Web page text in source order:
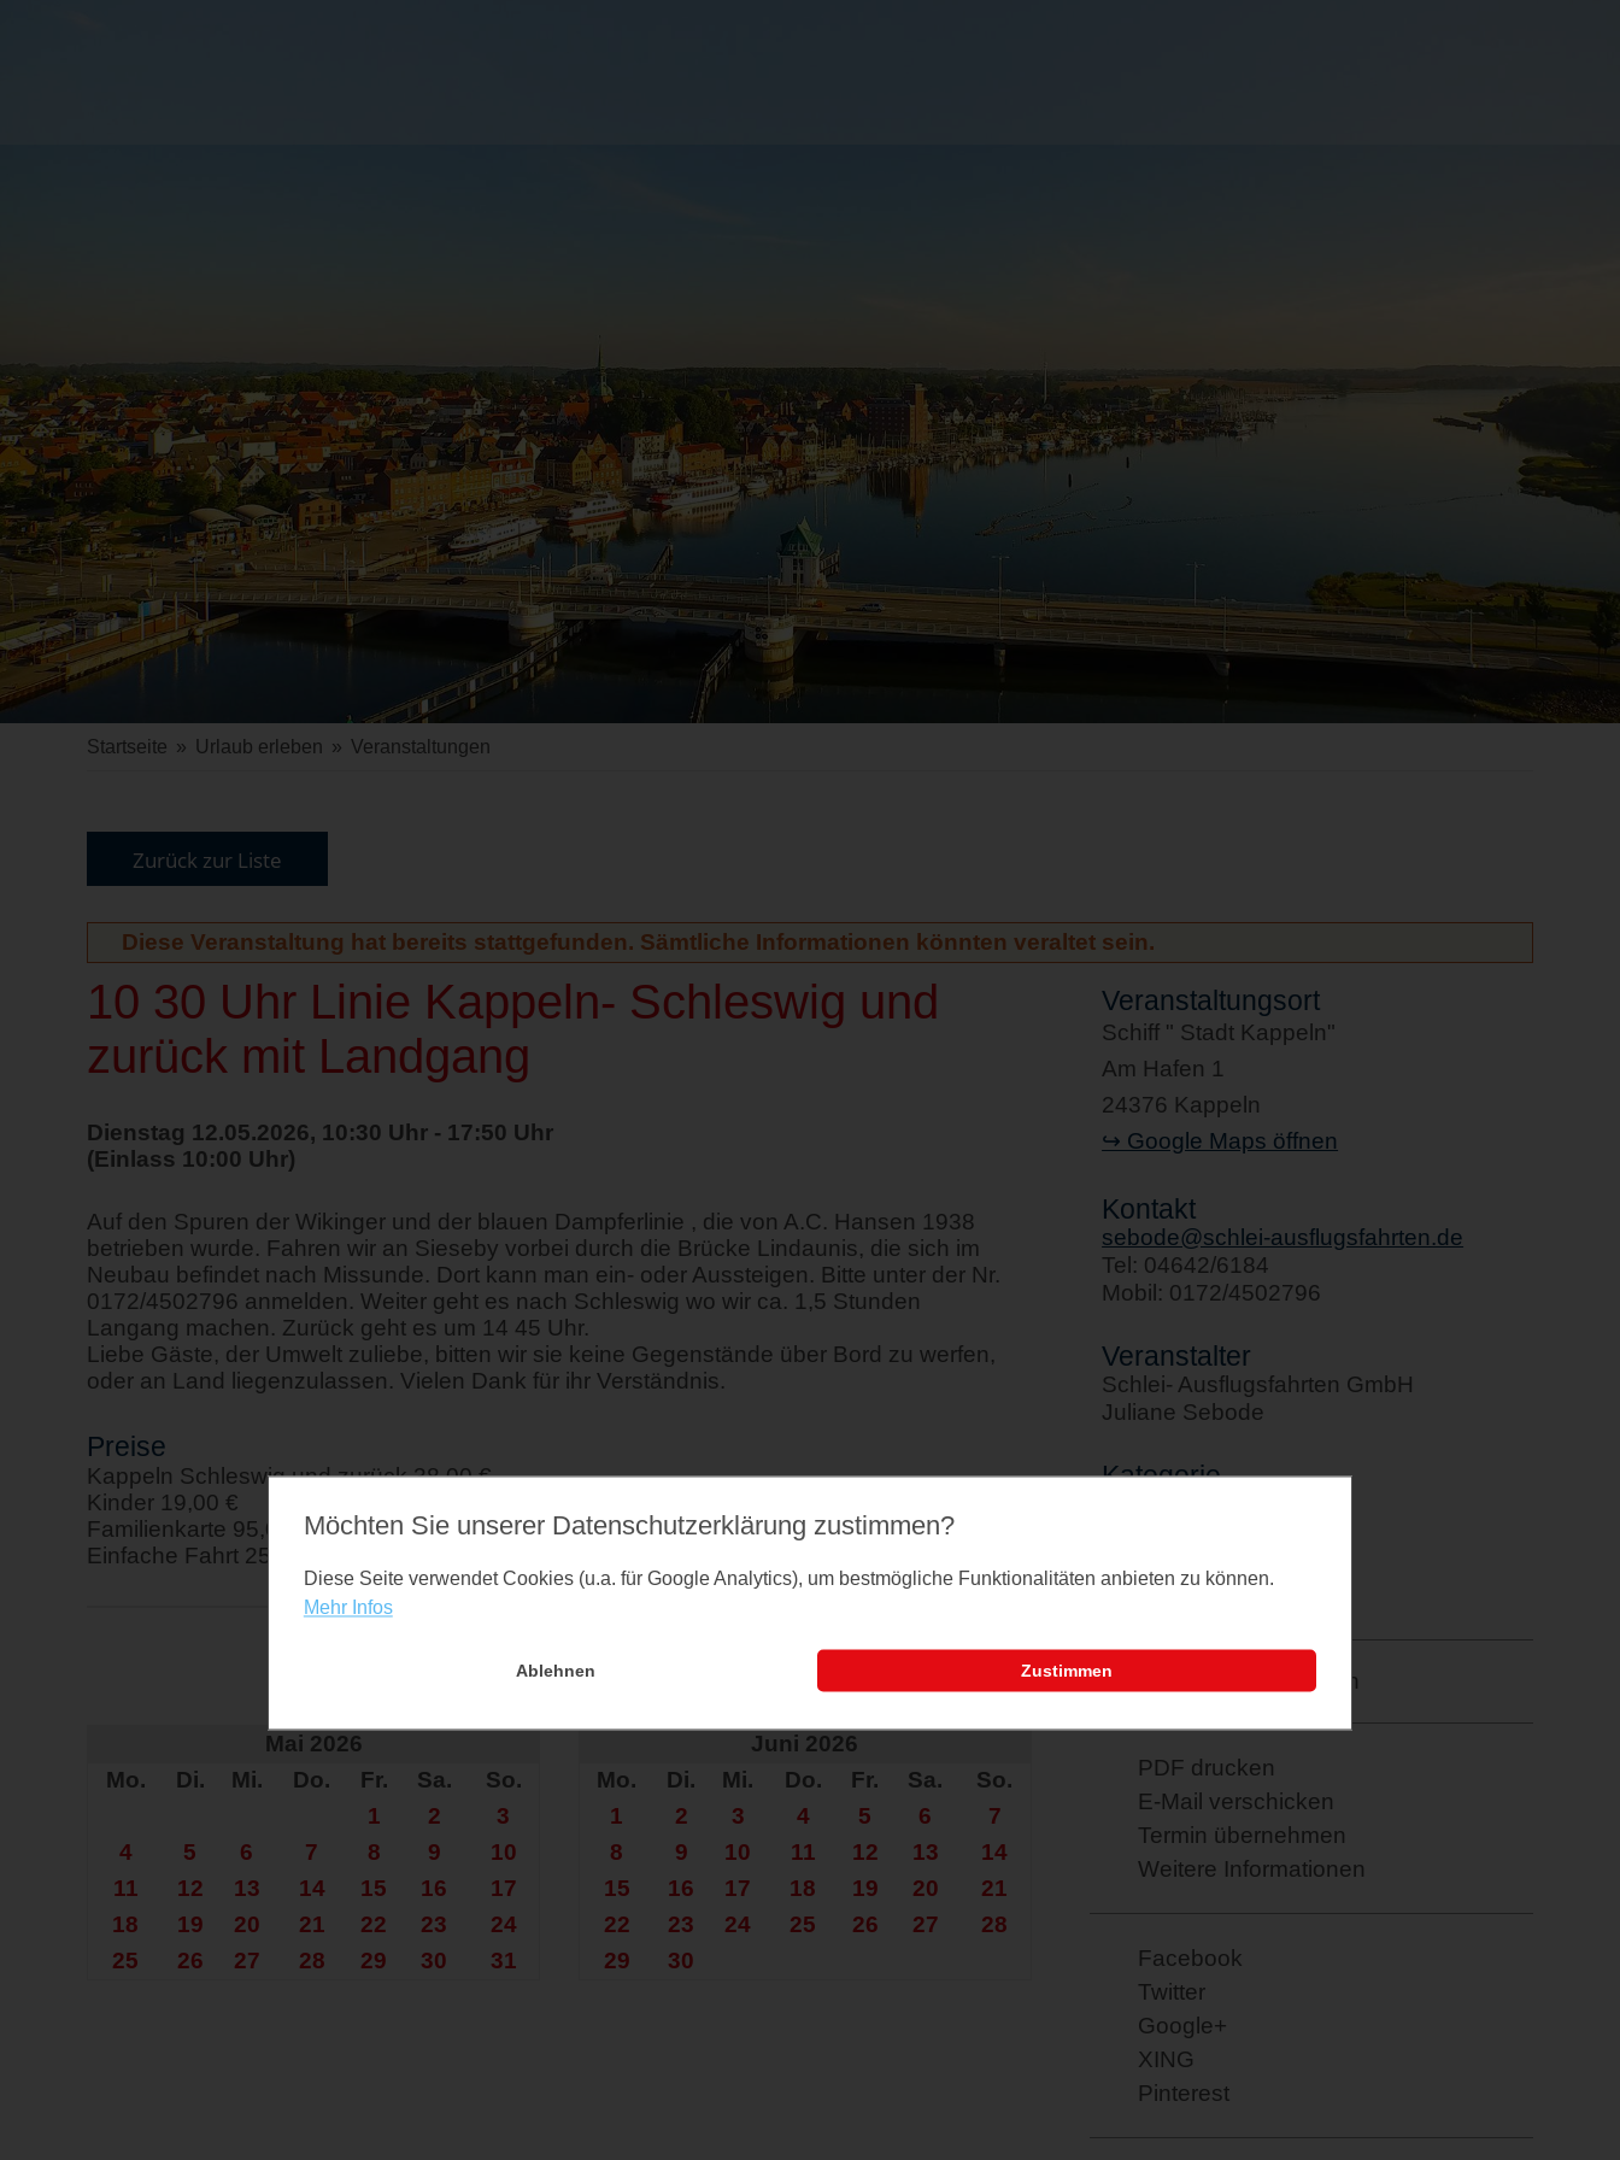
Startseite » Urlaub erleben » Veranstaltungen
Zurück zur Liste
Diese Veranstaltung hat bereits stattgefunden. Sämtliche Informationen könnten veraltet sein.
10 30 Uhr Linie Kappeln- Schleswig und
zurück mit Landgang
Dienstag 12.05.2026, 10:30 Uhr - 17:50 Uhr
(Einlass 10:00 Uhr)
Auf den Spuren der Wikinger und der blauen Dampferlinie , die von A.C. Hansen 1938
betrieben wurde. Fahren wir an Sieseby vorbei durch die Brücke Lindaunis, die sich im
Neubau befindet nach Missunde. Dort kann man ein- oder Aussteigen. Bitte unter der Nr.
0172/4502796 anmelden. Weiter geht es nach Schleswig wo wir ca. 1,5 Stunden
Langang machen. Zurück geht es um 14 45 Uhr.
Liebe Gäste, der Umwelt zuliebe, bitten wir sie keine Gegenstände über Bord zu werfen,
oder an Land liegenzulassen. Vielen Dank für ihr Verständnis.
Preise
Kappeln Schleswig und zurück 38,00 €
Kinder 19,00 €
Familienkarte 95,00 € Single Familienkarte 57,00 €
Einfache Fahrt 25,00 €
Mai 2026
Mo.
Di. Mi. Do. Fr. Sa.
So.
1
2
3
4
5 6 7 8 9
10
11
12 13 14 15 16
17
18
19 20 21 22 23
24
25
26 27 28 29 30 31
Juni 2026
Mo.
Di. Mi. Do. Fr. Sa.
So.
1
2 3 4 5 6
7
8
9 10 11 12 13
14
15
16 17 18 19 20
21
22
23 24 25 26 27
28
29
30
Veranstaltungsort
Schiff " Stadt Kappeln"
Am Hafen 1
24376 Kappeln
↪ Google Maps öffnen
Kontakt
sebode@schlei-ausflugsfahrten.de
Tel: 04642/6184
Mobil: 0172/4502796
Veranstalter
Schlei- Ausflugsfahrten GmbH
Juliane Sebode
Kategorie
Letztes Update
Merkzettel: speichern
PDF drucken
E-Mail verschicken
Termin übernehmen
Weitere Informationen
Facebook
Twitter
Google+
XING
Pinterest
Möchten Sie unserer Datenschutz­erklärung zustimmen?
Diese Seite verwendet Cookies (u.a. für Google Analytics), um bestmögliche Funktionalitäten anbieten zu können.
Mehr Infos
Ablehnen Zustimmen